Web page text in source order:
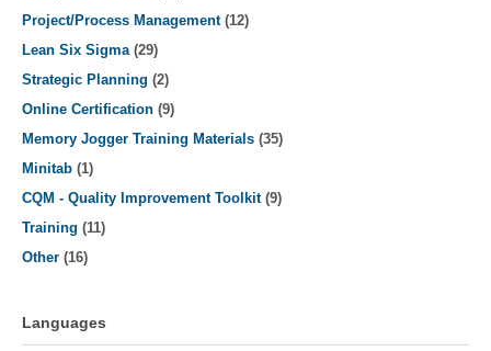
Project/Process Management (12)
Lean Six Sigma (29)
Strategic Planning (2)
Online Certification (9)
Memory Jogger Training Materials (35)
Minitab (1)
CQM - Quality Improvement Toolkit (9)
Training (11)
Other (16)
Languages